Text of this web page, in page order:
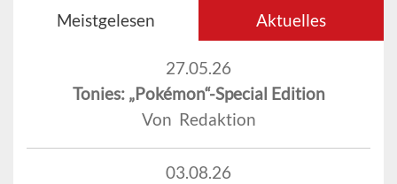
Meistgelesen Aktuelles
27.05.26
Tonies: „Pokémon“-Special Edition
Von Redaktion
03.08.26